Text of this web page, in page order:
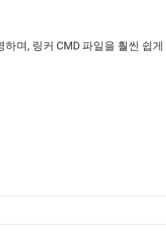
며, 링커 CMD 파일을 훨씬 쉽게